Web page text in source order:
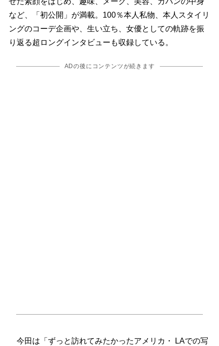
など、「初公開」が満載。100％本人私物、本人スタイリ
ングのコーデ企画や、生い立ち、女優としての軌跡を振
り返る超ロングインタビューも収録している。
ADの後にコンテンツが続きます
今田は「ずっと訪れてみたかったアメリカ・ LAでの写